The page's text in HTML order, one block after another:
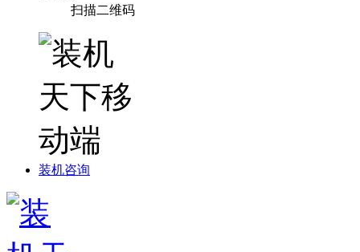
扫描二维码
装机咨询